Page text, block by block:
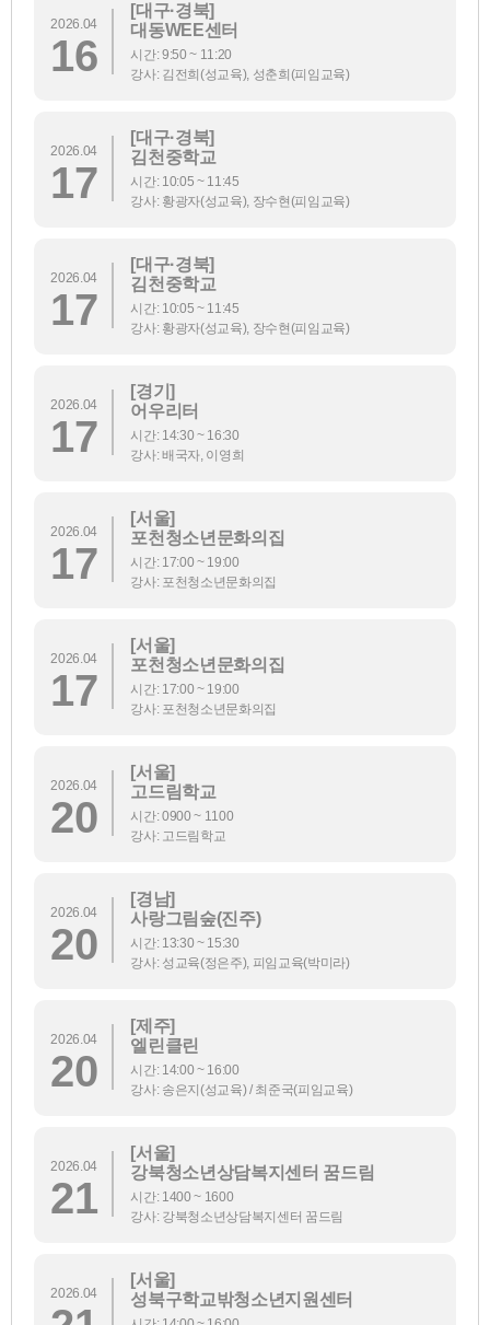
2026.04
16
[대구·경북]
대동WEE센터
시간: 9:50 ~ 11:20
강사: 김전희(성교육), 성춘희(피임교육)
2026.04
17
[대구·경북]
김천중학교
시간: 10:05 ~ 11:45
강사: 황광자(성교육), 장수현(피임교육)
2026.04
17
[대구·경북]
김천중학교
시간: 10:05 ~ 11:45
강사: 황광자(성교육), 장수현(피임교육)
2026.04
17
[경기]
어우리터
시간: 14:30 ~ 16:30
강사: 배국자, 이영희
2026.04
17
[서울]
포천청소년문화의집
시간: 17:00 ~ 19:00
강사: 포천청소년문화의집
2026.04
17
[서울]
포천청소년문화의집
시간: 17:00 ~ 19:00
강사: 포천청소년문화의집
2026.04
20
[서울]
고드림학교
시간: 0900 ~ 1100
강사: 고드림학교
2026.04
20
[경남]
사랑그림숲(진주)
시간: 13:30 ~ 15:30
강사: 성교육(정은주), 피임교육(박미라)
2026.04
20
[제주]
엘린클린
시간: 14:00 ~ 16:00
강사: 송은지(성교육) / 최준국(피임교육)
2026.04
21
[서울]
강북청소년상담복지센터 꿈드림
시간: 1400 ~ 1600
강사: 강북청소년상담복지센터 꿈드림
2026.04
[서울]
성북구학교밖청소년지원센터